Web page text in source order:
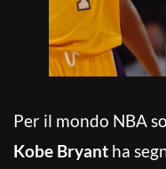
Per il mondo NBA
Kobe Bryant ha